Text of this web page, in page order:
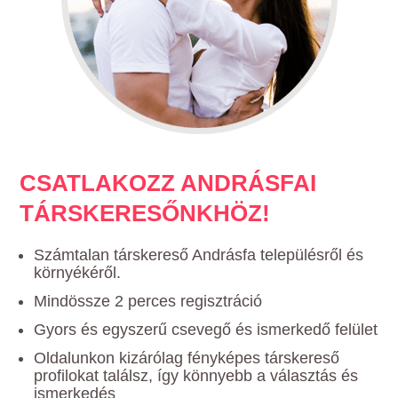
CSATLAKOZZ ANDRÁSFAI
TÁRSKERESŐNKHÖZ!
Számtalan társkereső Andrásfa településről és
környékéről.
Mindössze 2 perces regisztráció
Gyors és egyszerű csevegő és ismerkedő felület
Oldalunkon kizárólag fényképes társkereső
profilokat találsz, így könnyebb a választás és
ismerkedés